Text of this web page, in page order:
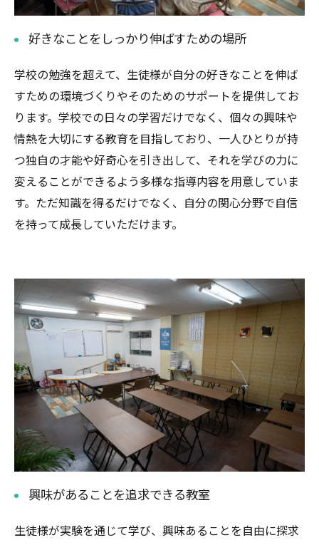
好きなことをしっかり伸ばすための場所
学校の勉強を超えて、生徒様が自分の好きなことを伸ば
すための環境づくりやそのためのサポートを提供してお
ります。学校での日々の学習だけでなく、個々の興味や
情熱を大切にする教育を目指しており、一人ひとりが持
つ独自の才能や好奇心を引き出して、それを学びの力に
変えることができるよう多様な指導内容を用意していま
す。ただ知識を得るだけでなく、自分の関心分野で自信
を持って成長していただけます。
興味があることを追求できる教室
生徒様が実験を通じて学び、興味あることを自由に探求